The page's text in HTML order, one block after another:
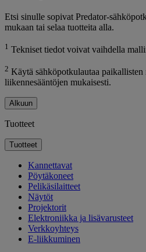
Etsi sinulle sopivat Predator-
mukaan tai selaa tuotteita alla.
1 Tekniset tiedot voivat vaihdella
2 Käytä sähköpotkulautaa paikallisten
liikennesääntöjen mukaisesti.
Alkuun
Tuotteet
Tuotteet
Kannettavat
Pöytäkoneet
Pelikäsilaitteet
Näytöt
Projektorit
Elektroniikka ja lisävarusteet
Verkkoyhteys
E-liikkuminen